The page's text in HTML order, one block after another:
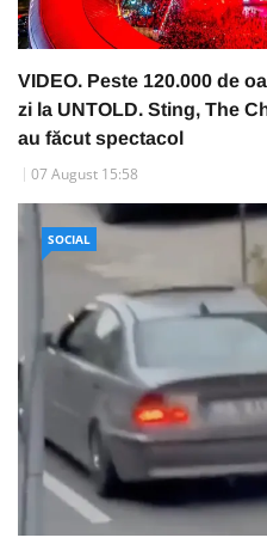
VIDEO. Peste 120.000 de
zi la UNTOLD. Sting, The
au făcut spectacol
07 August 15:58
SOCIAL